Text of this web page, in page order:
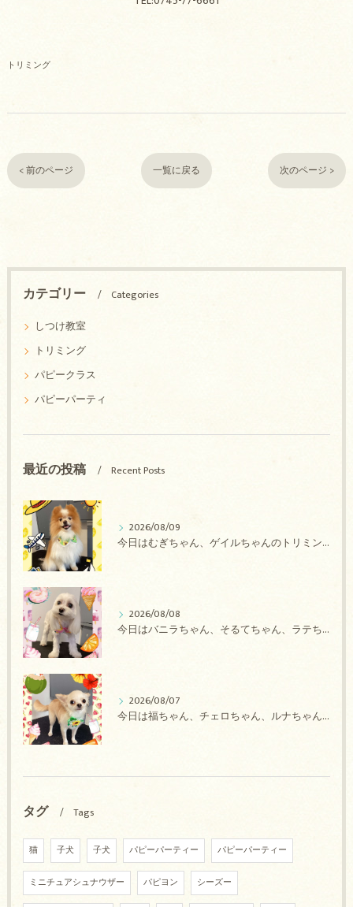
トリミング
< 前のページ 一覧に戻る 次のページ >
カテゴリー
Categories
しつけ教室
トリミング
パピークラス
パピーパーティ
最近の投稿 Recent Posts
2026/08/09
今日はむぎちゃん、ゲイルちゃんのトリミングの紹介です【奈良のエース動物病院】
2026/08/08
今日はバニラちゃん、そるてちゃん、ラテちゃん、バニラちゃん、チョコちゃん、ベリーちゃん、メロンちゃん、もこちゃんのトリミングの紹介です【奈良のエース動物病院】
2026/08/07
今日は福ちゃん、チェロちゃん、ルナちゃん、Royちゃん、アネラちゃん、ポコちゃんのトリミングの紹介です【奈良のエース動物病院】
タグ Tags
猫 子犬 子犬 パピーパーティー パピーパーティー
ミニチュアシュナウザー パピヨン シーズー